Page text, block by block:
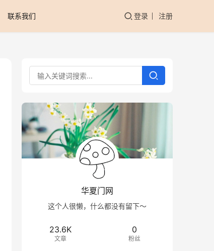
联系我们 登录 注册
华夏门网
这个人很懒，什么都没有留下～
23.6K
文章
0
粉丝